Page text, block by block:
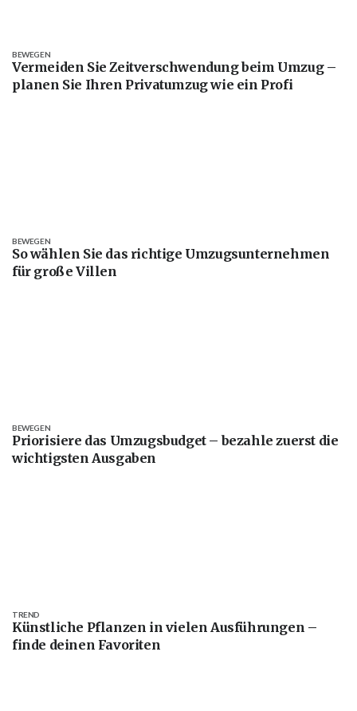
Vermeiden Sie Zeitverschwendung beim Umzug –
planen Sie Ihren Privatumzug wie ein Profi
BEWEGEN
So wählen Sie das richtige Umzugsunternehmen
für große Villen
BEWEGEN
Priorisiere das Umzugsbudget – bezahle zuerst die
wichtigsten Ausgaben
BEWEGEN
Künstliche Pflanzen in vielen Ausführungen –
finde deinen Favoriten
TREND